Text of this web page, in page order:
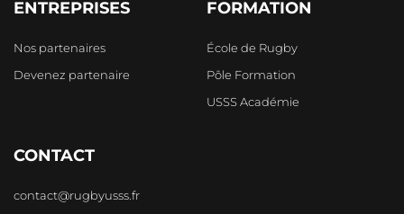
ENTREPRISES
Nos partenaires
Devenez partenaire
FORMATION
École de Rugby
Pôle Formation
USSS Académie
CONTACT
contact@rugbyusss.fr